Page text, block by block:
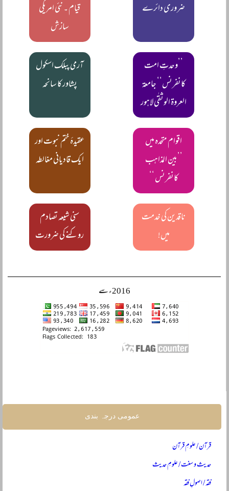
ضروری دائرے
قیام ۔ نئی امریکی
سازش
’’وحدتِ امت
کانفرنس‘‘ جامعۃ
العروۃ الوثقٰی لاہور
آرمی پبلک اسکول
پشاور کا سانحہ
اقوام متحدہ میں
’’بین المذاہب
کانفرنس ‘‘
عقیدۂ ختم نبوت اور
ایک قادیانی مغالطہ
ناقدین کی خدمت
میں!
سنی شیعہ تصادم
روکنے کی ضرورت
2016ء سے
عمومی درجہ بندی
قرآن / علومِ قرآن
حدیث و سنت / علومِ حدیث
فقہ / اصولِ فقہ